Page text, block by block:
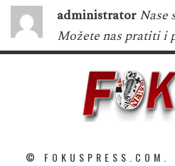
administrator Nase
Možete nas pratiti i
©